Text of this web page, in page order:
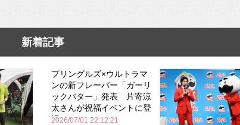
新着記事
プリングルズ×ウルトラマ
ンの新フレーバー「ガーリ
ックバター」発表 片寄涼
太さんが祝福イベントに登
場
2026/07/01 22:12:21